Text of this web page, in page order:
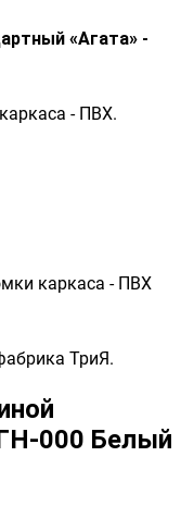
«Агата» -
- ПВХ.
каркаса - ПВХ
ТриЯ.
000 Белый